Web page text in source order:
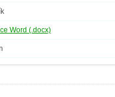
Word (.docx)